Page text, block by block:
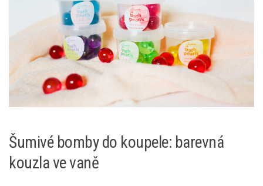
Šumivé bomby do koupele: barevná
kouzla ve vaně